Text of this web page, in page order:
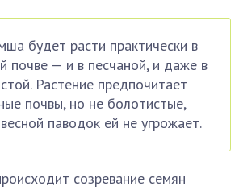
будет расти практически в
почве — и в песчаной, и даже в
Растение предпочитает
почвы, но не болотистые,
паводок ей не угрожает.
созревание семян